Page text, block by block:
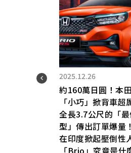
BOX」登
2026.04.05
本田推出創新的
座」輕型車“串列
（Tandem）設
熱烈回響！「竟
駛座…真令人驚
後座有人乘坐也
的聲音不斷！這
特色、兼具創意